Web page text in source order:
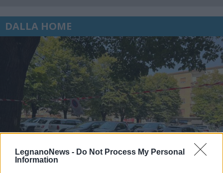
LegnanoNews - Do Not Process My Personal
Information
DALLA HOME